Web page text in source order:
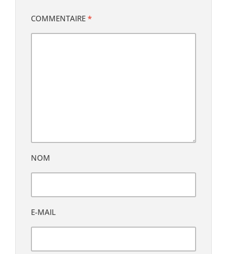
COMMENTAIRE *
NOM
E-MAIL